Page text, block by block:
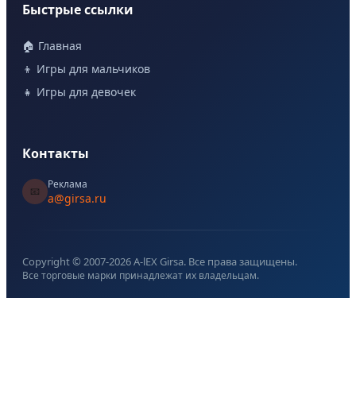
Быстрые ссылки
🏠 Главная
👦 Игры для мальчиков
👧 Игры для девочек
Контакты
📧
Реклама
a@girsa.ru
Copyright © 2007-2026A-lEX Girsa. Все права защищены.
Все торговые марки принадлежат их владельцам.